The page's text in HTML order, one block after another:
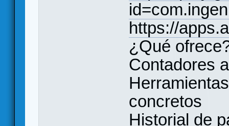
https://
¿Qué
Contadores
concretos
Historial de